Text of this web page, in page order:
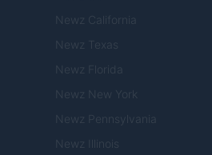
Newz California
Newz Texas
Newz Florida
Newz New York
Newz Pennsylvania
Newz Illinois